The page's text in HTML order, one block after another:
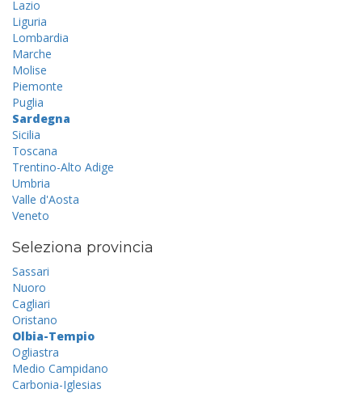
Lazio
Liguria
Lombardia
Marche
Molise
Piemonte
Puglia
Sardegna
Sicilia
Toscana
Trentino-Alto Adige
Umbria
Valle d'Aosta
Veneto
Seleziona provincia
Sassari
Nuoro
Cagliari
Oristano
Olbia-Tempio
Ogliastra
Medio Campidano
Carbonia-Iglesias